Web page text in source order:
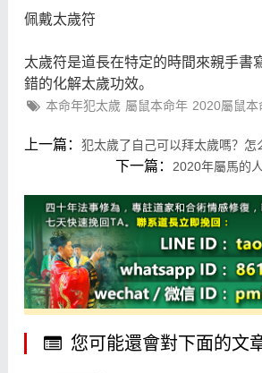
佩戴太歲符
太歲符是道長在特定的時間來親手書
錯的化解太歲功效。
本命年犯太歲 屬鼠本命年 2020屬鼠本
上一篇： 犯太歲了自己可以拜太歲嗎？怎
下一篇： 2020年屬馬的
您可能還會對下面的文